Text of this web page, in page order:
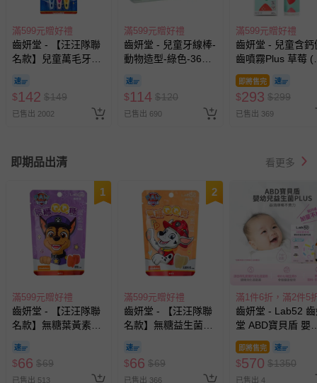
滿599元贈好禮
齒妍堂 - 【汪汪隊聯
名款】兒童萬毛牙
$142 $149
已售出 2002
滿599元贈好禮
齒妍堂 - 兒童牙線棒-
動物造型-綠色-36支/
$114 $120
已售出 690
滿599元贈好禮
齒妍堂 - 兒童含鈣
齒噴霧Plus 草莓 (
莓)-20ml
即將售完
$293 $299
已售出 369
即期品出清 看更多
1
滿599元贈好禮
齒妍堂 - 【汪汪隊聯
名款】無糖葉黃素
$66 $69
已售出 513
2
滿599元贈好禮
齒妍堂 - 【汪汪隊聯
名款】無糖益生菌
$66 $69
已售出 366
滿1件6折，滿2件5
齒妍堂 - Lab52
堂 ABD寶貝盾 嬰
兒益生菌滴劑
PLUS(效期2026-
29)-15ml
即將售完
$570 $1350
已售出 4